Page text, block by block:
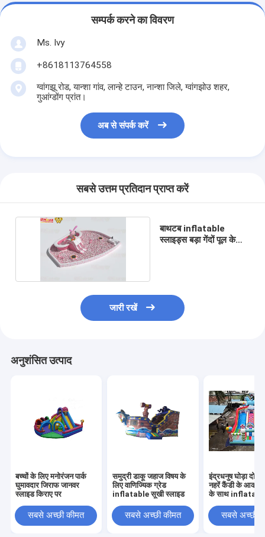
सम्पर्क करने का विवरण
Ms. Ivy
+8618113764558
ग्वांगझू रोड, यान्शा गांव, लान्हे टाउन, नान्शा जिले, ग्वांगझोउ शहर,
गुआंग्डोंग प्रांत।
अब से संपर्क करें
सबसे उत्तम प्रतिदान प्राप्त करें
बाथटब inflatable
स्लाइड्स बड़ा गेंदों पूल के
जारी रखें
अनुशंसित उत्पाद
बच्चों के लिए मनोरंजन पार्क
घुमावदार जिराफ जानवर
स्लाइड किराए पर
सबसे अच्छी कीमत
समुद्री डाकू जहाज विषय के
लिए वाणिज्यिक ग्रेड
inflatable सूखी स्लाइड
सबसे अच्छी कीमत
इंद्रधनुष घोड़ा दो
नहरें कैंडी के आकार
के साथ
सबसे अच्छी